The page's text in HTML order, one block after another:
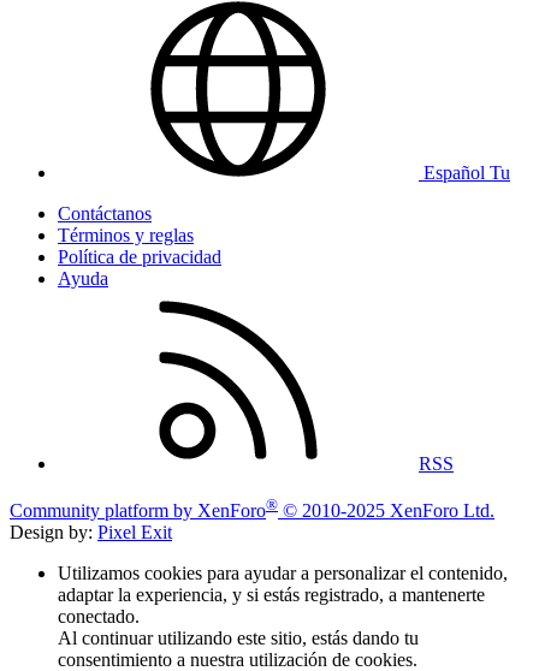
Español Tu
Contáctanos
Términos y reglas
Política de privacidad
Ayuda
RSS
Community platform by XenForo® © 2010-2025 XenForo Ltd.
Design by: Pixel Exit
Utilizamos cookies para ayudar a personalizar el contenido,
adaptar la experiencia, y si estás registrado, a mantenerte
conectado.
Al continuar utilizando este sitio, estás dando tu
consentimiento a nuestra utilización de cookies.